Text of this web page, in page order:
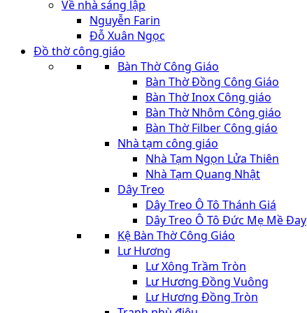
Về nhà sáng lập
Nguyễn Farin
Đỗ Xuân Ngọc
Đồ thờ công giáo
Bàn Thờ Công Giáo
Bàn Thờ Đồng Công Giáo
Bàn Thờ Inox Công giáo
Bàn Thờ Nhôm Công giáo
Bàn Thờ Filber Công giáo
Nhà tạm công giáo
Nhà Tạm Ngọn Lửa Thiên
Nhà Tạm Quang Nhật
Dây Treo
Dây Treo Ô Tô Thánh Giá
Dây Treo Ô Tô Đức Mẹ Mề Đay
Kệ Bàn Thờ Công Giáo
Lư Hương
Lư Xông Trầm Tròn
Lư Hương Đồng Vuông
Lư Hương Đồng Tròn